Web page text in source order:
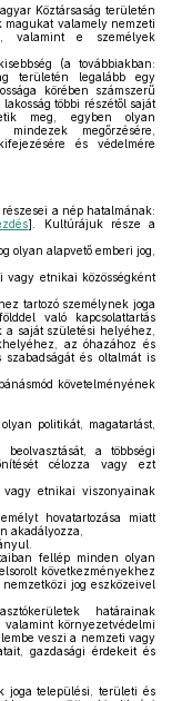
Köztársaság területén
magukat valamely nemzeti
valamint e személyek
(a továbbiakban:
területén legalább egy
körében számszerű
többi részétől saját
meg, egyben olyan
megőrzésére,
és védelmére
a nép hatalmának:
]. Kultúrájuk része a
olyan alapvető emberi jog,
vagy etnikai közösségként
tartozó személynek joga
való kapcsolattartás
a saját születési helyéhez,
az óhazához és
és oltalmát is
követelményének
politikát, magatartást,
a többségi
célozza vagy ezt
etnikai viszonyainak
hovatartozása miatt
akadályozza,
fellép minden olyan
következményekhez
jog eszközeivel
határainak
környezetvédelmi
veszi a nemzeti vagy
gazdasági érdekeit és
joga települési, területi és